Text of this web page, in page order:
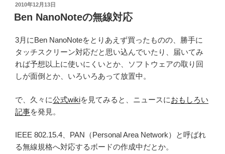
投
稿
日:
2010年12月13日
Ben NanoNoteの無線対応
3月にBen NanoNoteをとりあえず買ったものの、勝手に
タッチスクリーン対応だと思い込んでいたり、届いてみ
れば予想以上に使いにくいとか、ソフトウェアの取り回
しが面倒とか、いろいろあって放置中。
で、久々に公式wikiを見てみると、ニュースにおもしろい
記事を発見。
IEEE 802.15.4、PAN（Personal Area Network）と呼ばれ
る無線規格へ対応するボードの作成中だとか。